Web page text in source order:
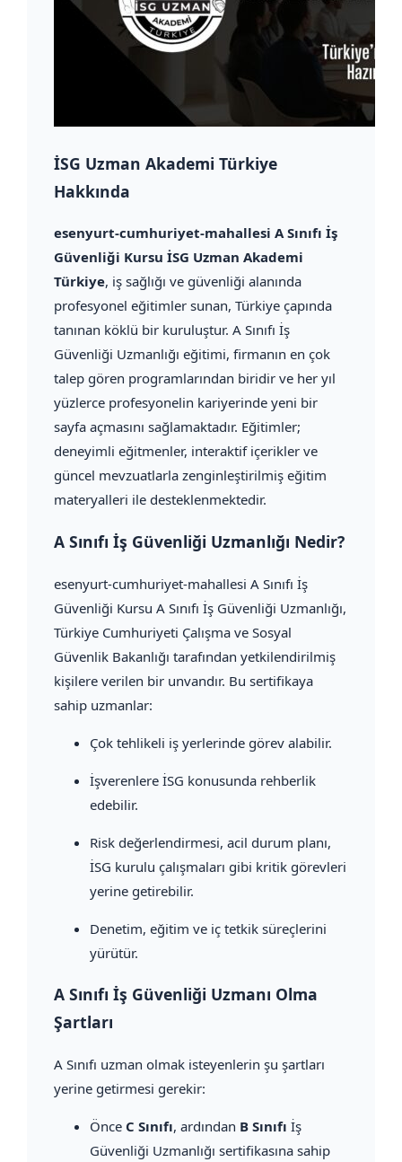
İSG Uzman Akademi Türkiye
Hakkında
esenyurt-cumhuriyet-mahallesi A Sınıfı İş
Güvenliği Kursu İSG Uzman Akademi
Türkiye, iş sağlığı ve güvenliği alanında
profesyonel eğitimler sunan, Türkiye çapında
tanınan köklü bir kuruluştur. A Sınıfı İş
Güvenliği Uzmanlığı eğitimi, firmanın en çok
talep gören programlarından biridir ve her yıl
yüzlerce profesyonelin kariyerinde yeni bir
sayfa açmasını sağlamaktadır. Eğitimler;
deneyimli eğitmenler, interaktif içerikler ve
güncel mevzuatlarla zenginleştirilmiş eğitim
materyalleri ile desteklenmektedir.
A Sınıfı İş Güvenliği Uzmanlığı Nedir?
esenyurt-cumhuriyet-mahallesi A Sınıfı İş
Güvenliği Kursu A Sınıfı İş Güvenliği Uzmanlığı,
Türkiye Cumhuriyeti Çalışma ve Sosyal
Güvenlik Bakanlığı tarafından yetkilendirilmiş
kişilere verilen bir unvandır. Bu sertifikaya
sahip uzmanlar:
Çok tehlikeli iş yerlerinde görev alabilir.
İşverenlere İSG konusunda rehberlik
edebilir.
Risk değerlendirmesi, acil durum planı,
İSG kurulu çalışmaları gibi kritik görevleri
yerine getirebilir.
Denetim, eğitim ve iç tetkik süreçlerini
yürütür.
A Sınıfı İş Güvenliği Uzmanı Olma
Şartları
A Sınıfı uzman olmak isteyenlerin şu şartları
yerine getirmesi gerekir:
Önce C Sınıfı, ardından B Sınıfı İş
Güvenliği Uzmanlığı sertifikasına sahip